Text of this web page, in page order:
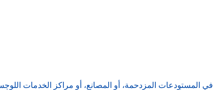
في المستودعات المزدحمة، أو المصانع، أو مراكز الخدمات